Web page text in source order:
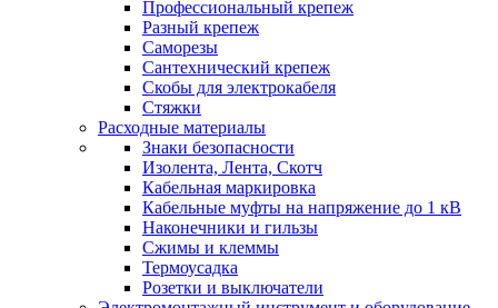
Профессиональный крепеж
Разный крепеж
Саморезы
Сантехнический крепеж
Скобы для электрокабеля
Стяжки
Расходные материалы
Знаки безопасности
Изолента, Лента, Скотч
Кабельная маркировка
Кабельные муфты на напряжение до 1 кВ
Наконечники и гильзы
Сжимы и клеммы
Термоусадка
Розетки и выключатели